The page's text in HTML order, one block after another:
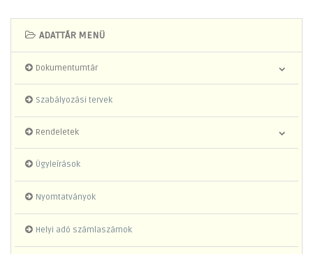
ADATTÁR MENÜ
Dokumentumtár
Szabályozási tervek
Rendeletek
Ügyleírások
Nyomtatványok
Helyi adó számlaszámok